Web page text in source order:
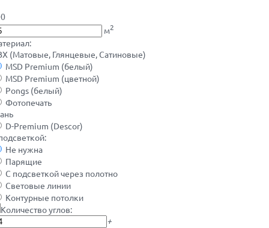
м2
(Матовые, Глянцевые, Сатиновые)
MSD Premium (белый)
MSD Premium (цветной)
Pongs (белый)
Фотопечать
D-Premium (Descor)
Не нужна
Парящие
С подсветкой через полотно
Световые линии
Контурные потолки
Количество углов:
+